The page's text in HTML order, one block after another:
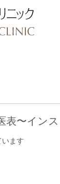
表〜イン
います
入院につい
婦人科につ